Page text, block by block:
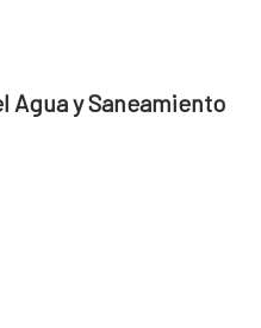
Agua y Saneamiento